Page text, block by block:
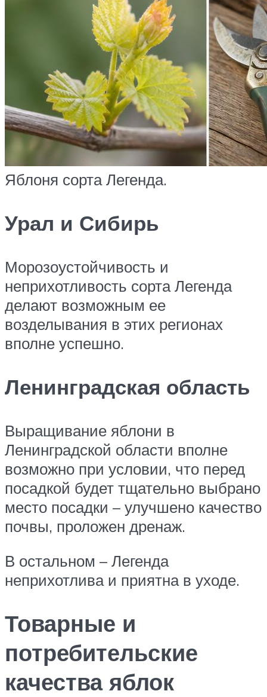
Яблоня сорта Легенда.
Урал и Сибирь
Морозоустойчивость и
неприхотливость сорта Легенда
делают возможным ее
возделывания в этих регионах
вполне успешно.
Ленинградская область
Выращивание яблони в
Ленинградской области вполне
возможно при условии, что перед
посадкой будет тщательно выбрано
место посадки – улучшено качество
почвы, проложен дренаж.
В остальном – Легенда
неприхотлива и приятна в уходе.
Товарные и
потребительские
качества яблок